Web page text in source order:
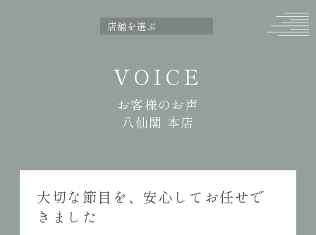
VOICE
お客様のお声
八仙閣 本店
大切な節目を、安心してお任せで
きました